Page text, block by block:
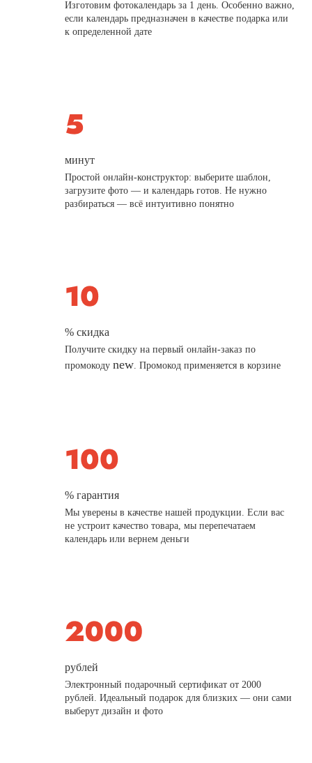
Изготовим фотокалендарь за 1 день. Особенно важно,
если календарь предназначен в качестве подарка или
к определенной дате
минут
Простой онлайн-конструктор: выберите шаблон,
загрузите фото — и календарь готов. Не нужно
разбираться — всё интуитивно понятно
% скидка
Получите скидку на первый онлайн-заказ по
промокодуnew. Промокод применяется в корзине
% гарантия
Мы уверены в качестве нашей продукции. Если вас
не устроит качество товара, мы перепечатаем
календарь или вернем деньги
рублей
Электронный подарочный сертификат от 2000
рублей. Идеальный подарок для близких — они сами
выберут дизайн и фото